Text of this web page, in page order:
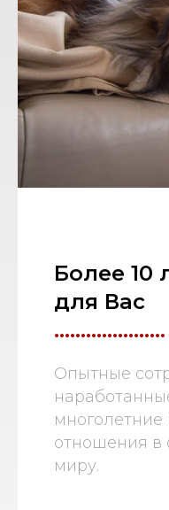
Более 10
для Вас
.....................
Опытные
многолетние
отношения в
миру.